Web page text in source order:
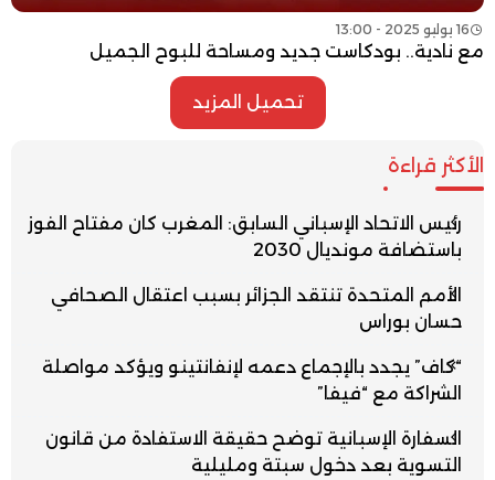
16 يوليو 2025 - 13:00
مع نادية.. بودكاست جديد ومساحة للبوح الجميل
تحميل المزيد
الأكثر قراءة
رئيس الاتحاد الإسباني السابق: المغرب كان مفتاح الفوز
باستضافة مونديال 2030
الأمم المتحدة تنتقد الجزائر بسبب اعتقال الصحافي
حسان بوراس
“كاف” يجدد بالإجماع دعمه لإنفانتينو ويؤكد مواصلة
الشراكة مع “فيفا”
السفارة الإسبانية توضح حقيقة الاستفادة من قانون
التسوية بعد دخول سبتة ومليلية